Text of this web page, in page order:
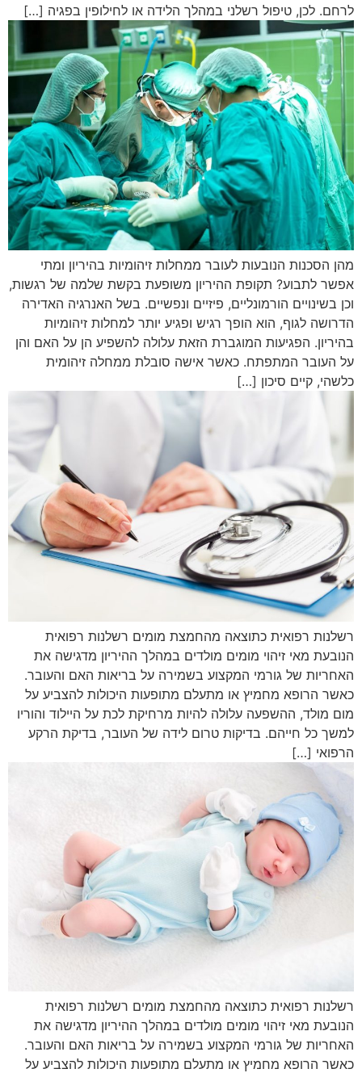
לרחם. לכן, טיפול רשלני במהלך הלידה או לחילופין בפגיה […]
מהן הסכנות הנובעות לעובר ממחלות זיהומיות בהיריון ומתי
אפשר לתבוע? תקופת ההיריון משופעת בקשת שלמה של רגשות,
וכן בשינויים הורמונליים, פיזיים ונפשיים. בשל האנרגיה האדירה
הדרושה לגוף, הוא הופך רגיש ופגיע יותר למחלות זיהומיות
בהיריון. הפגיעות המוגברת הזאת עלולה להשפיע הן על האם והן
על העובר המתפתח. כאשר אישה סובלת ממחלה זיהומית
כלשהי, קיים סיכון […]
רשלנות רפואית כתוצאה מהחמצת מומים רשלנות רפואית
הנובעת מאי זיהוי מומים מולדים במהלך ההיריון מדגישה את
האחריות של גורמי המקצוע בשמירה על בריאות האם והעובר.
כאשר הרופא מחמיץ או מתעלם מתופעות היכולות להצביע על
מום מולד, ההשפעה עלולה להיות מרחיקת לכת על היילוד והוריו
למשך כל חייהם. בדיקות טרום לידה של העובר, בדיקת הרקע
הרפואי […]
רשלנות רפואית כתוצאה מהחמצת מומים רשלנות רפואית
הנובעת מאי זיהוי מומים מולדים במהלך ההיריון מדגישה את
האחריות של גורמי המקצוע בשמירה על בריאות האם והעובר.
כאשר הרופא מחמיץ או מתעלם מתופעות היכולות להצביע על